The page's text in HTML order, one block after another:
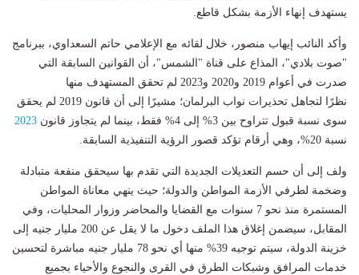
يستهدف إنهاء الأزمة بشكل قاطع.
و​أكد النائب إيهاب منصور، خلال لقائه مع الإعلامي حاتم السعداوي، ببرنامج
"صوت بلادي"، المذاع على قناة "الشمس"، أن القوانين السابقة التي
صدرت في أعوام 2019 و2020 و2023 لم تحقق المستهدف منها
نظرًا لتجاهل تحذيرات نواب البرلمان؛ مشيرًا إلى أن قانون 2019 لم يحقق
سوى نسبة قبول تتراوح بين 3% إلى 4% فقط، بينما لم يتجاوز قانون
2023
نسبة 20%، وهي أرقام تؤكد قصور الرؤية التنفيذية السابقة.
​ولف إلى أن حسم التعديلات الجديدة التي تقدم بها سيحقق منفعة متبادلة
وضخمة لطرفي الأزمة المواطن والدولة؛ حيث ينهي معاناة المواطن
المستمرة منذ نحو 7 سنوات مع القضايا والمحاضر وزوار المحليات، وفي
المقابل، سيضمن إغلاق هذا الملف دخول ما لا يقل عن 200 مليار جنيه إلى
خزينة الدولة، سيتم توجيه 39% منها أي نحو 78 مليار جنيه مباشرة لتحسين
خدمات المرافق وشبكات الطرق في القرى والنجوع والأحياء بجميع